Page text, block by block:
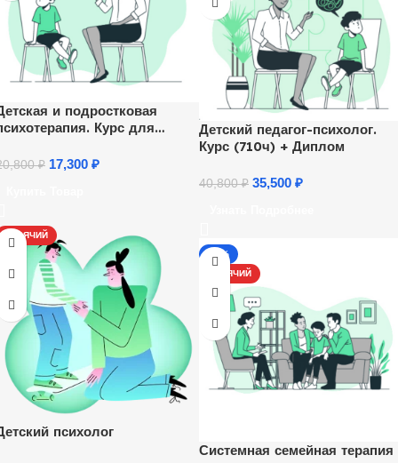
и подростковая
Курс для
₽ 17,300 ₽
Детский педагог-психолог.
Курс (710ч) + Диплом
40,800₽ 35,500 ₽
ГОРЯЧИЙ
психолог
-17%
ГОРЯЧИЙ
Системная семейная терапия